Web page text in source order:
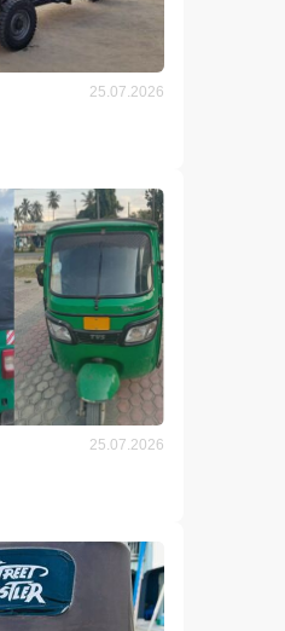
25.07.2026
25.07.2026